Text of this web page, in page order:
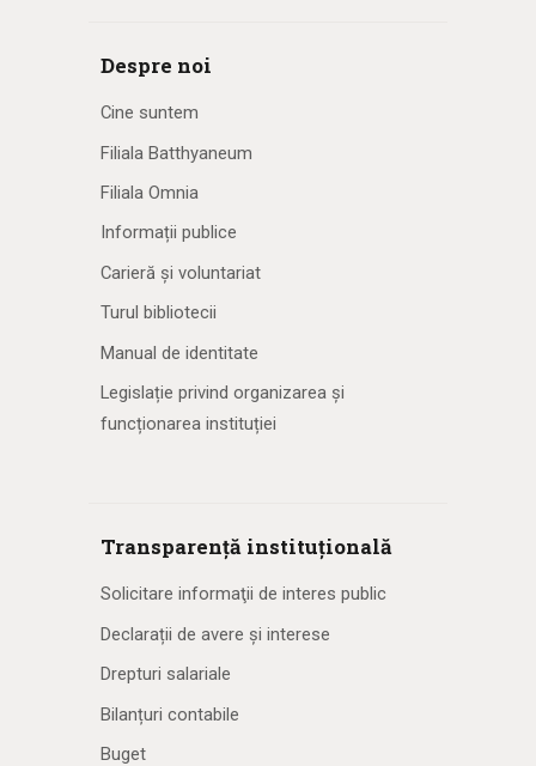
Despre noi
Cine suntem
Filiala Batthyaneum
Filiala Omnia
Informații publice
Carieră și voluntariat
Turul bibliotecii
Manual de identitate
Legislație privind organizarea și
funcționarea instituției
Transparență instituțională
Solicitare informaţii de interes public
Declarații de avere și interese
Drepturi salariale
Bilanțuri contabile
Buget